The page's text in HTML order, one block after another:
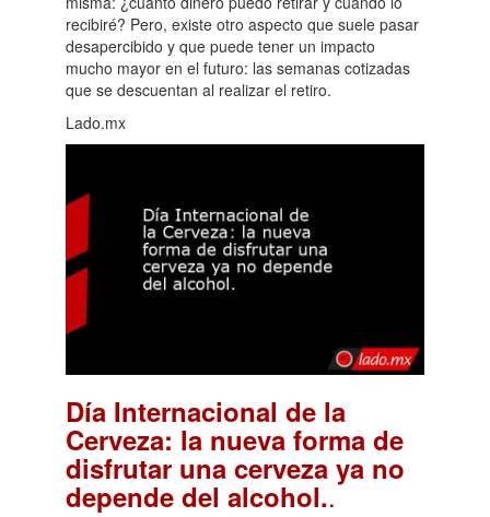
recibiré? Pero, existe otro aspecto que suele pasar
desapercibido y que puede tener un impacto
mucho mayor en el futuro: las semanas cotizadas
que se descuentan al realizar el retiro.
Lado.mx
Día Internacional de la
Cerveza: la nueva forma de
disfrutar una cerveza ya no
depende del alcohol..